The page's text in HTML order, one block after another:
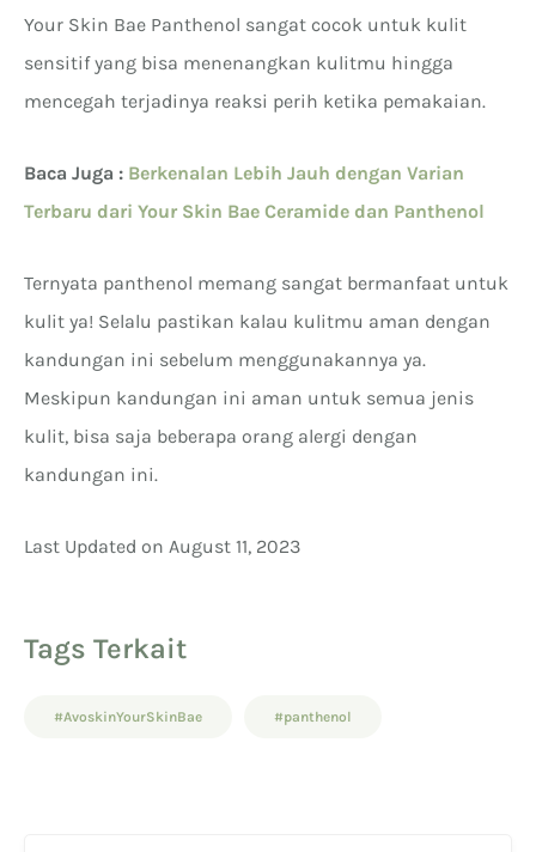
Your Skin Bae Panthenol sangat cocok untuk kulit
sensitif yang bisa menenangkan kulitmu hingga
mencegah terjadinya reaksi perih ketika pemakaian.
Baca Juga : Berkenalan Lebih Jauh dengan Varian
Terbaru dari Your Skin Bae Ceramide dan Panthenol
Ternyata panthenol memang sangat bermanfaat untuk
kulit ya! Selalu pastikan kalau kulitmu aman dengan
kandungan ini sebelum menggunakannya ya.
Meskipun kandungan ini aman untuk semua jenis
kulit, bisa saja beberapa orang alergi dengan
kandungan ini.
Last Updated on August 11, 2023
Tags Terkait
#AvoskinYourSkinBae #panthenol